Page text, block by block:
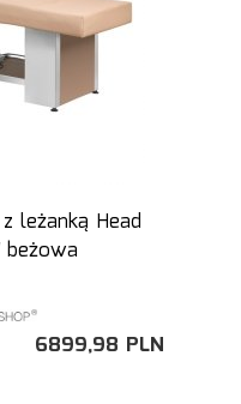
leżanką Head
beżowa
6899,98 PLN